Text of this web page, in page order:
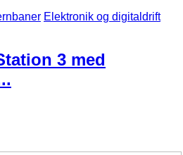
Elektronik og digitaldrift
3 med